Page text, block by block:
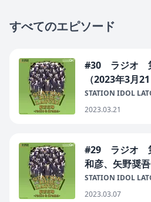
すべてのエピソード
#30 ラジオ 第
（2023年3月
STATION IDOL
2023.03.21
#29 ラジオ
和彦、矢野奨
新）
STATION IDOL
2023.03.07